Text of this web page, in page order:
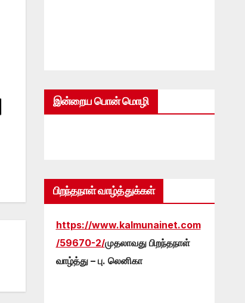
இன்றைய பொன் மொழி
பிறந்தநாள் வாழ்த்துக்கள்
https://www.kalmunainet.com
/59670-2/முதலாவது பிறந்தநாள்
வாழ்த்து – பு. லெனிகா